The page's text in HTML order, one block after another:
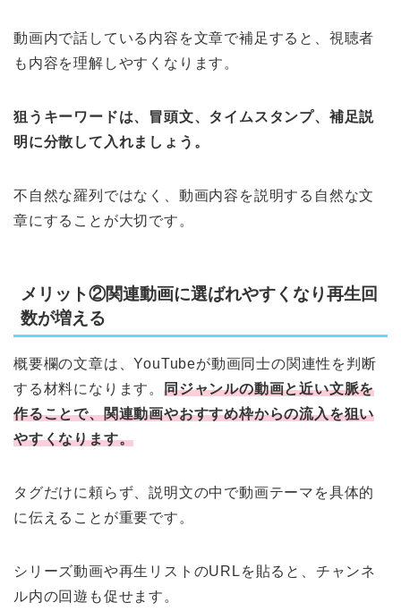
動画内で話している内容を文章で補足すると、視聴者
も内容を理解しやすくなります。
狙うキーワードは、冒頭文、タイムスタンプ、補足説
明に分散して入れましょう。
不自然な羅列ではなく、動画内容を説明する自然な文
章にすることが大切です。
メリット②関連動画に選ばれやすくなり再生回
数が増える
概要欄の文章は、YouTubeが動画同士の関連性を判断
する材料になります。 同ジャンルの動画と近い文脈を
作ることで、関連動画やおすすめ枠からの流入を狙い
やすくなります。
タグだけに頼らず、説明文の中で動画テーマを具体的
に伝えることが重要です。
シリーズ動画や再生リストのURLを貼ると、チャンネ
ル内の回遊も促せます。